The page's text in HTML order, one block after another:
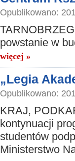
Opublikowano:
powstanie w
więcej »
„Legia
Opublikowano:
KRAJ,
kontynuacji
studentów
Ministerstwo